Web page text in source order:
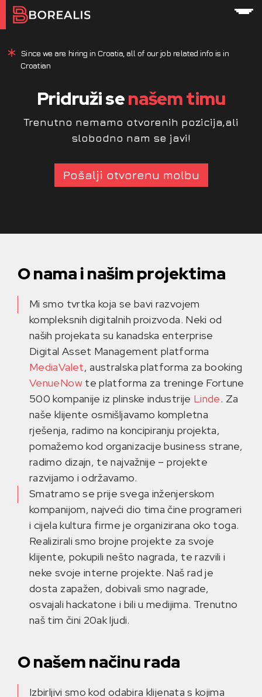
Since we are hiring in Croatia, all of our job related info is in
Croatian
Pridruži senašem timu
Trenutno nemamo otvorenih pozicija,ali
slobodno nam se javi!
Pošalji otvorenu molbu
O nama i našim projektima
Mi smo tvrtka koja se bavi razvojem
kompleksnih digitalnih proizvoda. Neki od
naših projekata su kanadska enterprise
Digital Asset Management platforma
MediaValet, australska platforma za booking
VenueNowte platforma za treninge Fortune
500 kompanije iz plinske industrije Linde. Za
naše klijente osmišljavamo kompletna
rješenja, radimo na koncipiranju projekta,
pomažemo kod organizacije business strane,
radimo dizajn, te najvažnije – projekte
razvijamo i održavamo.
Smatramo se prije svega inženjerskom
kompanijom, najveći dio tima čine programeri
i cijela kultura firme je organizirana oko toga.
Realizirali smo brojne projekte za svoje
klijente, pokupili nešto nagrada, te razvili i
neke svoje interne projekte. Naš rad je
dosta zapažen, dobivali smo nagrade,
osvajali hackatone i bili u medijima. Trenutno
naš tim čini 20ak ljudi.
O našem načinu rada
Izbirljivi smo kod odabira klijenata s kojima